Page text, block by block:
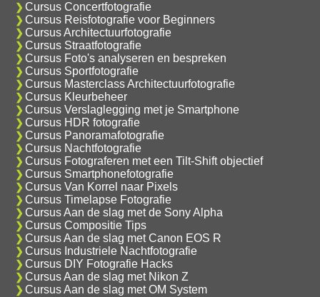
Cursus Concertfotografie
Cursus Reisfotografie voor Beginners
Cursus Architectuurfotografie
Cursus Straatfotografie
Cursus Foto's analyseren en bespreken
Cursus Sportfotografie
Cursus Masterclass Architectuurfotografie
Cursus Kleurbeheer
Cursus Verslaglegging met je Smartphone
Cursus HDR fotografie
Cursus Panoramafotografie
Cursus Nachtfotografie
Cursus Fotograferen met een Tilt-Shift objectief
Cursus Smartphonefotografie
Cursus Van Korrel naar Pixels
Cursus Timelapse Fotografie
Cursus Aan de slag met de Sony Alpha
Cursus Compositie Tips
Cursus Aan de slag met Canon EOS R
Cursus Industriele Nachtfotografie
Cursus DIY Fotografie Hacks
Cursus Aan de slag met Nikon Z
Cursus Aan de slag met OM System